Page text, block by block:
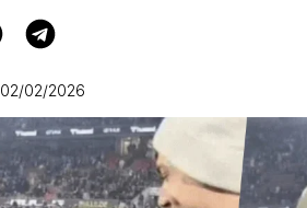
02/02/2026